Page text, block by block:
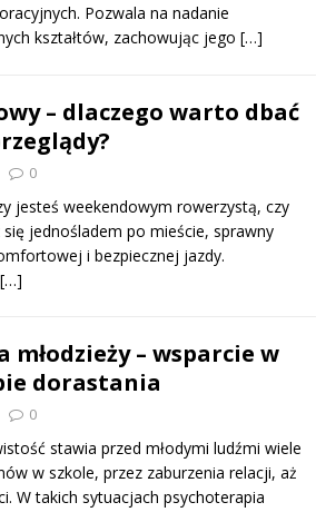
Pozwala na nadanie
kształtów, zachowując jego […]
– dlaczego warto dbać
0
jesteś weekendowym rowerzystą, czy
jednośladem po mieście, sprawny
i bezpiecznej jazdy.
[…]
młodzieży – wsparcie w
dorastania
0
stawia przed młodymi ludźmi wiele
w szkole, przez zaburzenia relacji, aż
W takich sytuacjach psychoterapia